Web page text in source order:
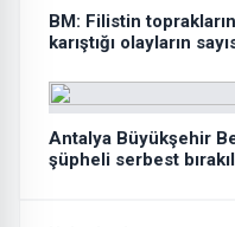
BM: Filistin
karıştığı olayların
Antalya Büyükşehir
şüpheli serbest